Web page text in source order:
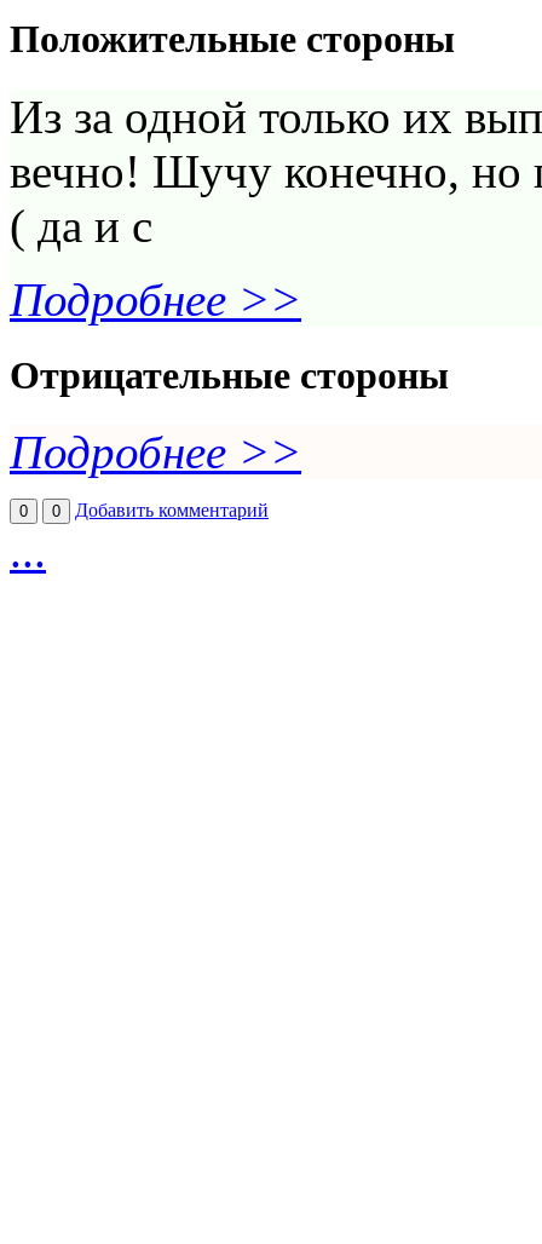
Положительные стороны
Из за одной только их
вечно! Шучу конечно, но
( да и с
Подробнее >>
Отрицательные стороны
Подробнее >>
0 0 Добавить комментарий
...